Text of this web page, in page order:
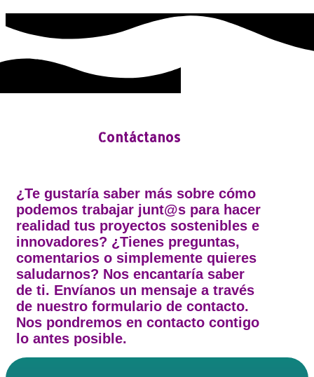
Contáctanos
¿Te gustaría saber más sobre cómo
podemos trabajar junt@s para hacer
realidad tus proyectos sostenibles e
innovadores? ¿Tienes preguntas,
comentarios o simplemente quieres
saludarnos? Nos encantaría saber
de ti. Envíanos un mensaje a través
de nuestro formulario de contacto.
Nos pondremos en contacto contigo
lo antes posible.